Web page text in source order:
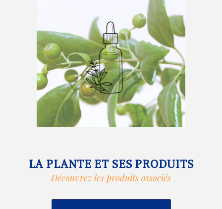
LA PLANTE ET SES PRODUITS
Découvrez les produits associés